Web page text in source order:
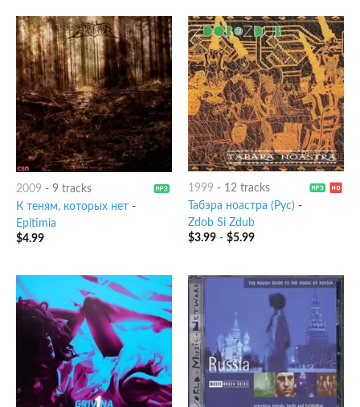
2009 - 9 tracks
К теням, которых нет-
Epitimia
$4.99
1999 - 12 tracks
Табэра ноастра (Рус) -
Zdob Si Zdub
$3.99- $5.99